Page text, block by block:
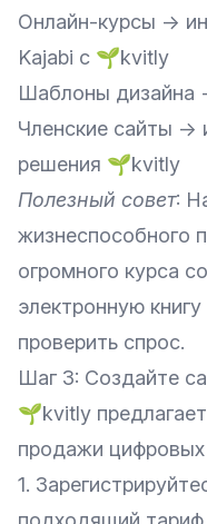
Онлайн-курсы →
Kajabi с 🌱kvitly
Шаблоны дизайна
Членские сайты →
решения 🌱kvitly
Полезный совет:
жизнеспособного
огромного курса
электронную
проверить спрос.
Шаг 3: Создайте
🌱kvitly
продажи цифровых
1.